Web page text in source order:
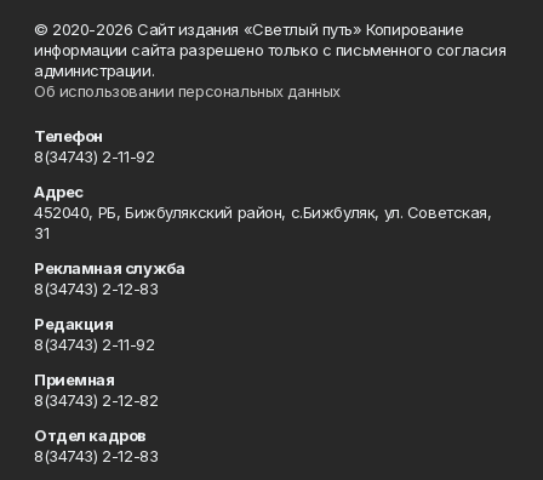
© 2020-2026 Сайт издания «Светлый путь» Копирование
информации сайта разрешено только с письменного согласия
администрации.
Об использовании персональных данных
Телефон
8(34743) 2-11-92
Адрес
452040, РБ, Бижбулякский район, с.Бижбуляк, ул. Советская,
31
Рекламная служба
8(34743) 2-12-83
Редакция
8(34743) 2-11-92
Приемная
8(34743) 2-12-82
Отдел кадров
8(34743) 2-12-83